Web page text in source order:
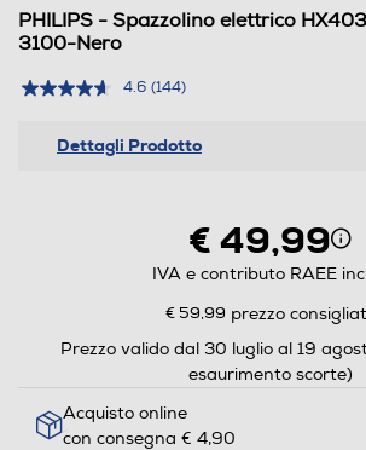
PHILIPS - Spazzolino elettrico
3100-Nero
4.6 (144)
Dettagli Prodotto
€ 49,99
IVA e contributo RAEE
€ 59,99 prezzo
Prezzo valido dal 30 luglio al 19
esaurimento scorte)
Acquisto online
con consegna € 4,90